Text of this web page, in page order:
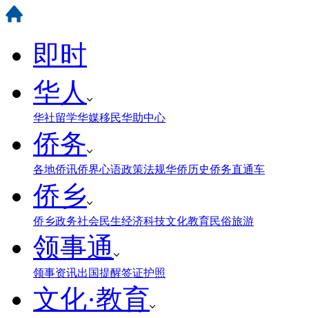
即时
华人
华社留学华媒移民华助中心
侨务
各地侨讯侨界心语政策法规华侨历史侨务直通车
侨乡
侨乡政务社会民生经济科技文化教育民俗旅游
领事通
领事资讯出国提醒签证护照
文化·教育